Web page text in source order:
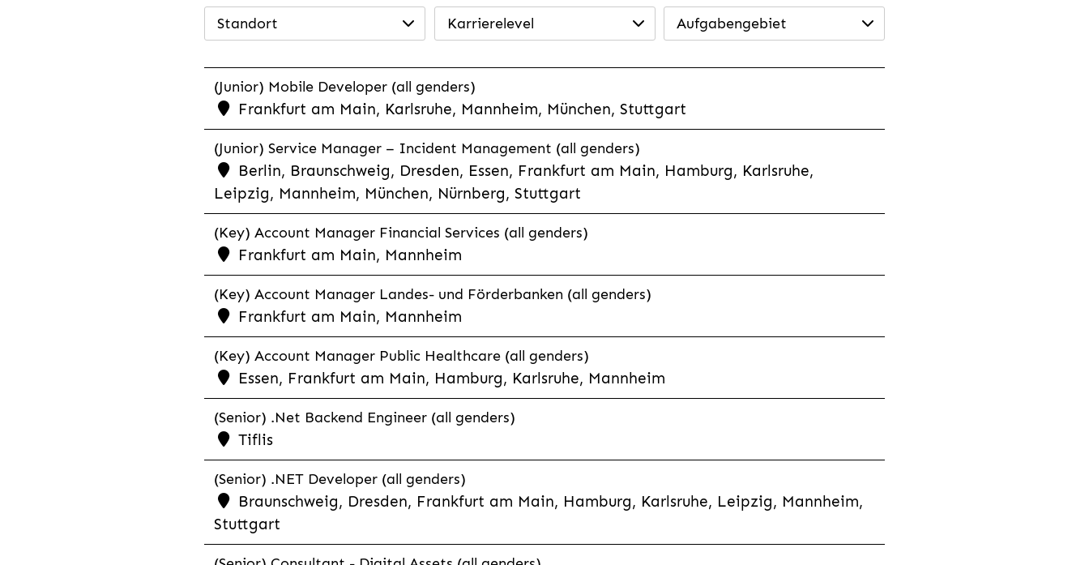
Standort Karrierelevel Aufgabengebiet
(Junior) Mobile Developer (all genders)
Frankfurt am Main, Karlsruhe, Mannheim, München, Stuttgart
(Junior) Service Manager – Incident Management (all genders)
Berlin, Braunschweig, Dresden, Essen, Frankfurt am Main, Hamburg, Karlsruhe,
Leipzig, Mannheim, München, Nürnberg, Stuttgart
(Key) Account Manager Financial Services (all genders)
Frankfurt am Main, Mannheim
(Key) Account Manager Landes- und Förderbanken (all genders)
Frankfurt am Main, Mannheim
(Key) Account Manager Public Healthcare (all genders)
Essen, Frankfurt am Main, Hamburg, Karlsruhe, Mannheim
(Senior) .Net Backend Engineer (all genders)
Tiflis
(Senior) .NET Developer (all genders)
Braunschweig, Dresden, Frankfurt am Main, Hamburg, Karlsruhe, Leipzig, Mannheim,
Stuttgart